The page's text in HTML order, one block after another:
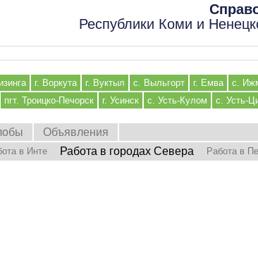
Республики Коми и
г. Воркута г. Вуктыл с. Выльгорт г. Емва с.
пгт. Троицко-Печорск г. Усинск с. Усть-Кулом с. Усть-
Объявления
в Инте Работа в городах Севера Работа в